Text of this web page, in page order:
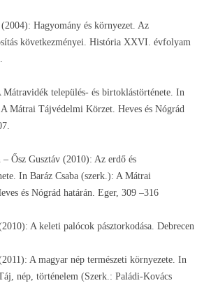
Hagyomány és környezet. Az
következményei. História XXVI. évfolyam
település- és birtoklástörténete. In
Mátrai Tájvédelmi Körzet. Heves és Nógrád
Ősz Gusztáv (2010): Az erdő és
In Baráz Csaba (szerk.): A Mátrai
és Nógrád határán. Eger, 309 –316
A keleti palócok pásztorkodása. Debrecen
A magyar nép természeti környezete. In
nép, történelem (Szerk.: Paládi-Kovács